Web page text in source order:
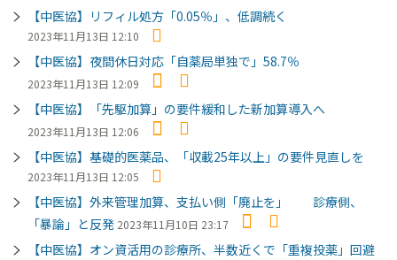
【中医協】リフィル処方「0.05％」、低調続く
2023年11月13日 12:10
【中医協】夜間休日対応「自薬局単独で」58.7％
2023年11月13日 12:09
【中医協】「先駆加算」の要件緩和した新加算導入へ
2023年11月13日 12:06
【中医協】基礎的医薬品、「収載25年以上」の要件見直しを
2023年11月13日 12:05
【中医協】外来管理加算、支払い側「廃止を」 診療側、
「暴論」と反発 2023年11月10日 23:17
【中医協】オン資活用の診療所、半数近くで「重複投薬」回避